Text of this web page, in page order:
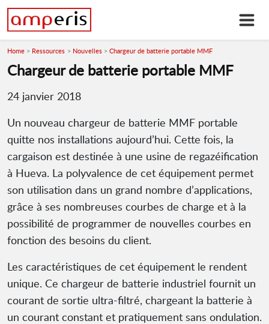
Home Ressources Nouvelles Chargeur de batterie portable MMF
Chargeur de batterie portable MMF
24 janvier 2018
Un nouveau chargeur de batterie MMF portable
quitte nos installations aujourd’hui. Cette fois, la
cargaison est destinée à une usine de regazéification
à Hueva. La polyvalence de cet équipement permet
son utilisation dans un grand nombre d’applications,
grâce à ses nombreuses courbes de charge et à la
possibilité de programmer de nouvelles courbes en
fonction des besoins du client.
Les caractéristiques de cet équipement le rendent
unique. Ce chargeur de batterie industriel fournit un
courant de sortie ultra-filtré, chargeant la batterie à
un courant constant et pratiquement sans ondulation.